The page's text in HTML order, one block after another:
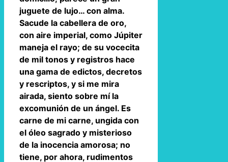
juguete de lujo… con alma.
Sacude la cabellera de oro,
con aire imperial, como Júpiter
maneja el rayo; de su vocecita
de mil tonos y registros hace
una gama de edictos, decretos
y rescriptos, y si me mira
airada, siento sobre mí la
excomunión de un ángel. Es
carne de mi carne, ungida con
el óleo sagrado y misterioso
de la inocencia amorosa; no
tiene, por ahora, rudimentos